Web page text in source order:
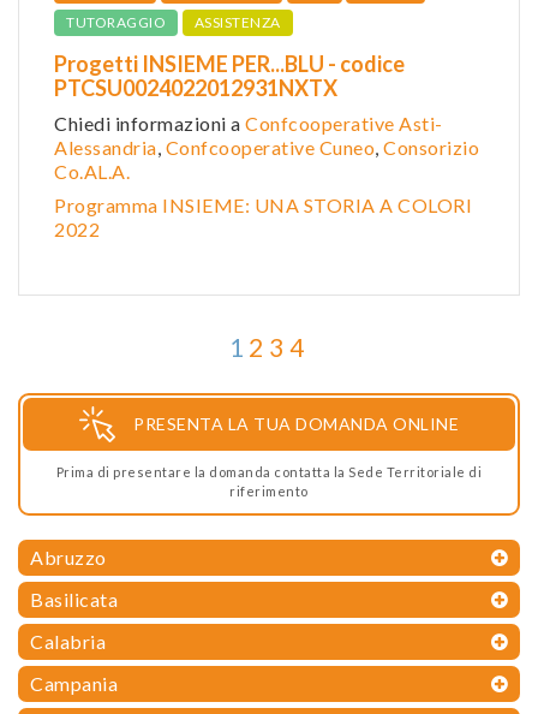
TUTORAGGIO
ASSISTENZA
Progetti INSIEME PER...BLU - codice
PTCSU0024022012931NXTX
Chiedi informazioni a Confcooperative Asti-
Alessandria, Confcooperative Cuneo, Consorizio
Co.AL.A.
Programma INSIEME: UNA STORIA A COLORI
2022
1 2 3 4
PRESENTA LA TUA DOMANDA ONLINE
Prima di presentare la domanda contatta la Sede Territoriale di
riferimento
Abruzzo
Basilicata
Calabria
Campania